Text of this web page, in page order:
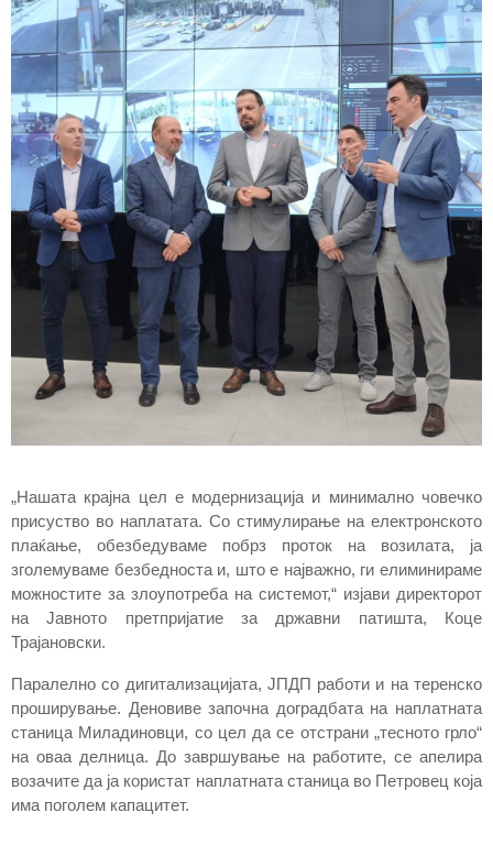
„Нашата крајна цел е модернизација и минимално човечко
присуство во наплатата. Со стимулирање на електронското
плаќање, обезбедуваме побрз проток на возилата, ја
зголемуваме безбедноста и, што е најважно, ги елиминираме
можностите за злоупотреба на системот,“ изјави директорот
на Јавното претпријатие за државни патишта, Коце
Трајановски.
Паралелно со дигитализацијата, ЈПДП работи и на теренско
проширување. Деновиве започна доградбата на наплатната
станица Миладиновци, со цел да се отстрани „тесното грло“
на оваа делница. До завршување на работите, се апелира
возачите да ја користат наплатната станица во Петровец која
има поголем капацитет.